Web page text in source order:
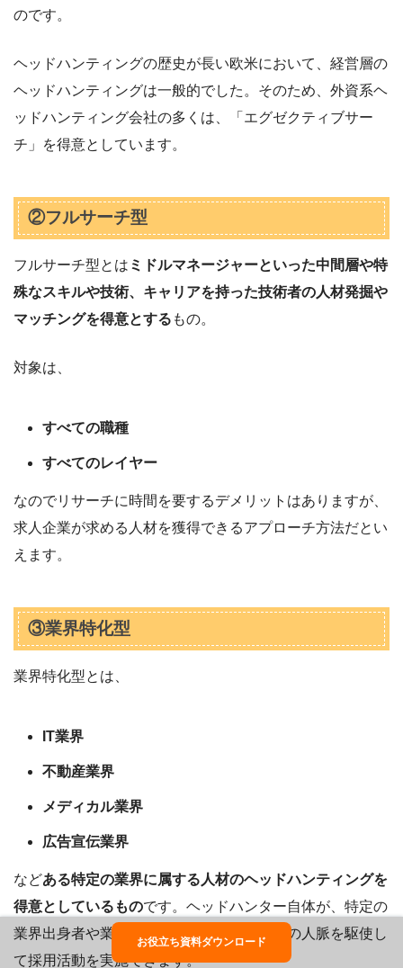
のです。
ヘッドハンティングの歴史が長い欧米において、経営層の
ヘッドハンティングは一般的でした。そのため、外資系ヘ
ッドハンティング会社の多くは、「エグゼクティブサー
チ」を得意としています。
②フルサーチ型
フルサーチ型とは ミドルマネージャーといった中間層や特
殊なスキルや技術、キャリアを持った技術者の人材発掘や
マッチングを得意とする もの。
対象は、
すべての職種
すべてのレイヤー
なのでリサーチに時間を要するデメリットはありますが、
求人企業が求める人材を獲得できるアプローチ方法だとい
えます。
③業界特化型
業界特化型とは、
IT業界
不動産業界
メディカル業界
広告宣伝業界
などある特定の業界に属する人材のヘッドハンティングを
得意としているものです。ヘッドハンター自体が、特定の
業界出身者や業界経験者であるため、業界の人脈を駆使し
て採用活動を実施できます。
お役立ち資料ダウンロード